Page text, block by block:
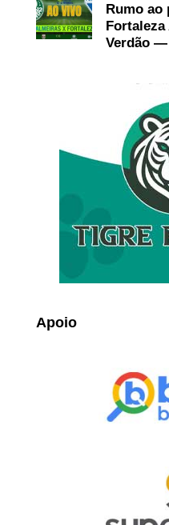
Rumo ao
Fortaleza
Verdão —
Apoio